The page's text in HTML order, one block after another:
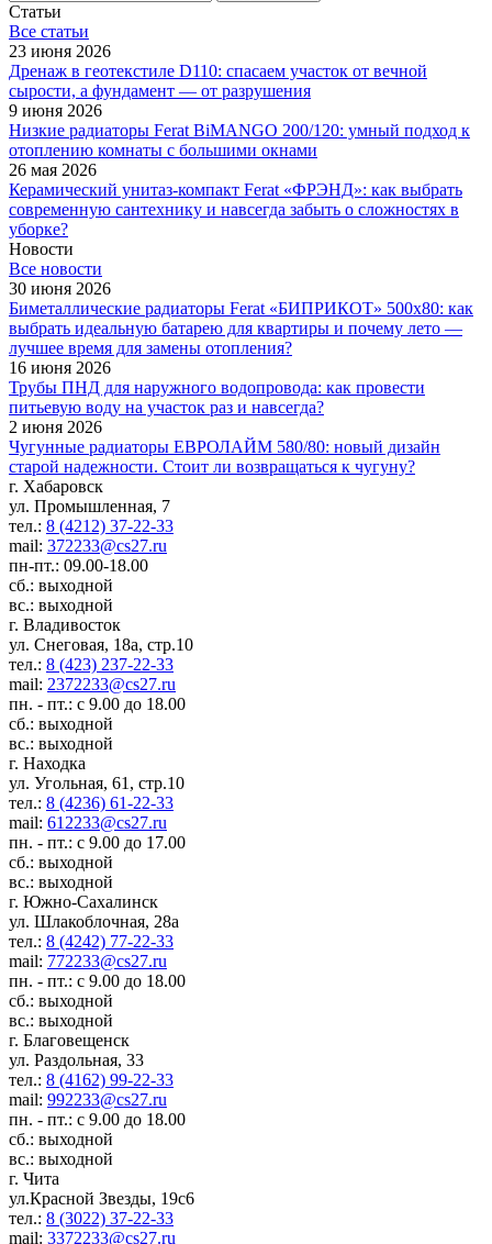
Статьи
Все cтатьи
23 июня 2026
Дренаж в геотекстиле D110: спасаем участок от вечной
сырости, а фундамент — от разрушения
9 июня 2026
Низкие радиаторы Ferat BiMANGO 200/120: умный подход к
отоплению комнаты с большими окнами
26 мая 2026
Керамический унитаз-компакт Ferat «ФРЭНД»: как выбрать
современную сантехнику и навсегда забыть о сложностях в
уборке?
Новости
Все новости
30 июня 2026
Биметаллические радиаторы Ferat «БИПРИКОТ» 500x80: как
выбрать идеальную батарею для квартиры и почему лето —
лучшее время для замены отопления?
16 июня 2026
Трубы ПНД для наружного водопровода: как провести
питьевую воду на участок раз и навсегда?
2 июня 2026
Чугунные радиаторы ЕВРОЛАЙМ 580/80: новый дизайн
старой надежности. Стоит ли возвращаться к чугуну?
г. Хабаровск
ул. Промышленная, 7
тел.: 8 (4212) 37-22-33
mail: 372233@cs27.ru
пн-пт.: 09.00-18.00
сб.: выходной
вс.: выходной
г. Владивосток
ул. Снеговая, 18а, стр.10
тел.: 8 (423) 237-22-33
mail: 2372233@cs27.ru
пн. - пт.: с 9.00 до 18.00
сб.: выходной
вс.: выходной
г. Находка
ул. Угольная, 61, стр.10
тел.: 8 (4236) 61-22-33
mail: 612233@cs27.ru
пн. - пт.: с 9.00 до 17.00
сб.: выходной
вс.: выходной
г. Южно-Сахалинск
ул. Шлакоблочная, 28а
тел.: 8 (4242) 77-22-33
mail: 772233@cs27.ru
пн. - пт.: с 9.00 до 18.00
сб.: выходной
вс.: выходной
г. Благовещенск
ул. Раздольная, 33
тел.: 8 (4162) 99-22-33
mail: 992233@cs27.ru
пн. - пт.: с 9.00 до 18.00
сб.: выходной
вс.: выходной
г. Чита
ул.Красной Звезды, 19с6
тел.: 8 (3022) 37-22-33
mail: 3372233@cs27.ru